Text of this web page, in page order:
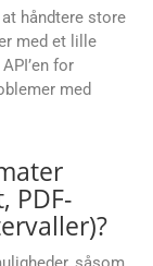
håndtere store
med et lille
for
med
PDF-